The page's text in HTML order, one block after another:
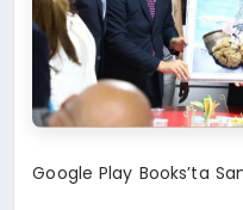
Google Play Books’ta